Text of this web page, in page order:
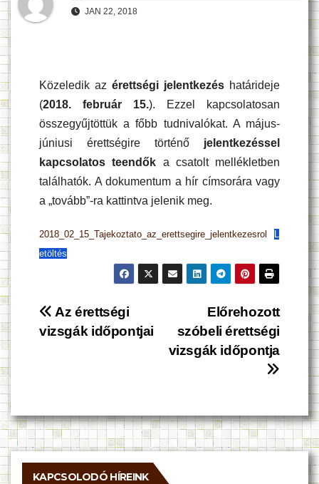
JAN 22, 2018
Közeledik az érettségi jelentkezés határideje
(2018. február 15.). Ezzel kapcsolatosan
összegyűjtöttük a főbb tudnivalókat. A május-
júniusi érettségire történő jelentkezéssel
kapcsolatos teendők a csatolt mellékletben
találhatók. A dokumentum a hír címsorára vagy
a „tovább”-ra kattintva jelenik meg.
2018_02_15_Tajekoztato_az_erettsegire_jelentkezesrol
L
etöltés
Bejegyzés
navigáció
Előrehozott
szóbeli érettségi
vizsgák időpontja
Az érettségi
vizsgák időpontjai
KAPCSOLODÓ HÍREINK